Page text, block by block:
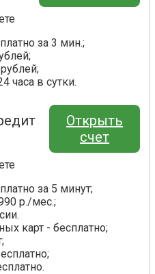
за 3 мин.;
часа в сутки.
Открыть
счет
за 5 минут;
р./мес.;
карт - бесплатно;